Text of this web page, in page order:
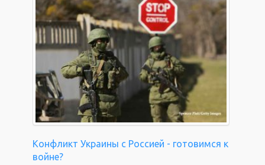
Конфликт Украины с Россией - готовимся к
войне?